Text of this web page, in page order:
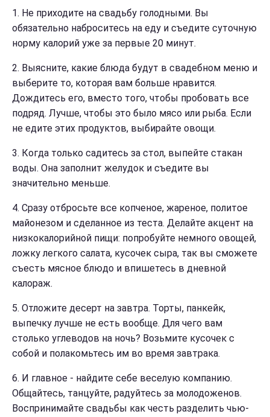
1. Не приходите на свадьбу голодными. Вы
обязательно наброситесь на еду и съедите суточную
норму калорий уже за первые 20 минут.
2. Выясните, какие блюда будут в свадебном меню и
выберите то, которая вам больше нравится.
Дождитесь его, вместо того, чтобы пробовать все
подряд. Лучше, чтобы это было мясо или рыба. Если
не едите этих продуктов, выбирайте овощи.
3. Когда только садитесь за стол, выпейте стакан
воды. Она заполнит желудок и съедите вы
значительно меньше.
4. Сразу отбросьте все копченое, жареное, политое
майонезом и сделанное из теста. Делайте акцент на
низкокалорийной пищи: попробуйте немного овощей,
ложку легкого салата, кусочек сыра, так вы сможете
съесть мясное блюдо и впишетесь в дневной
калораж.
5. Отложите десерт на завтра. Торты, панкейк,
выпечку лучше не есть вообще. Для чего вам
столько углеводов на ночь? Возьмите кусочек с
собой и полакомьтесь им во время завтрака.
6. И главное - найдите себе веселую компанию.
Общайтесь, танцуйте, радуйтесь за молодоженов.
Воспринимайте свадьбы как честь разделить чью-